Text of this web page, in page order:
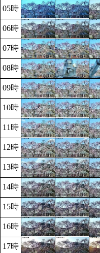
05時
06時
07時
08時
09時
10時
11時
12時
13時
14時
15時
16時
17時